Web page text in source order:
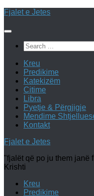
Skip
content
Fjalet e Jetes
Search
for:
Kreu
Predikime
Katekizëm
Citime
Libra
Pyetje & Përgjigje
Mendime
Kontakt
Fjalet e Jetes
"fjalët që po ju them janë
Krishti
Kreu
Predikime